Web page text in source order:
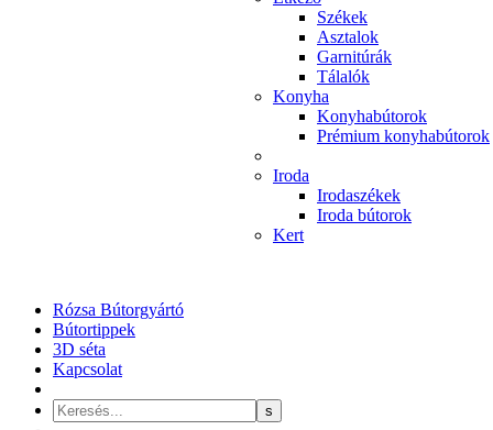
Székek
Asztalok
Garnitúrák
Tálalók
Konyha
Konyhabútorok
Prémium konyhabútorok
Iroda
Irodaszékek
Iroda bútorok
Kert
Rózsa Bútorgyártó
Bútortippek
3D séta
Kapcsolat